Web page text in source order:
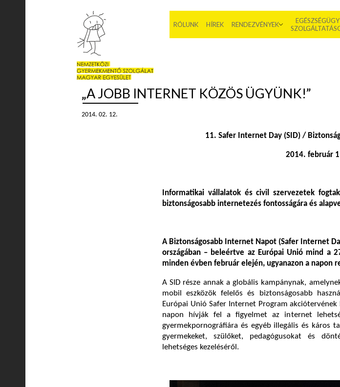
RÓLUNK HÍREK RENDEZVÉNYEK
„A JOBB INTERNET KÖZÖS ÜGYÜNK!”
2014. 02. 12.
11. Safer Internet Day (SID) /
2014. február
Informatikai vállalatok és civil szervezetek
biztonságosabb internetezés fontosságára és
A Biztonságosabb Internet Napot (Safer Internet
országában – beleértve az Európai Unió mind a
minden évben február elején, ugyanazon a napon
A SID része annak a globális kampánynak,
mobil eszközök felelős és biztonságosabb
Európai Unió Safer Internet Program
napon hívják fel a figyelmet az internet
gyermekpornográfiára és egyéb illegális és káros
gyermekeket, szülőket, pedagógusokat és
lehetséges kezeléséről.